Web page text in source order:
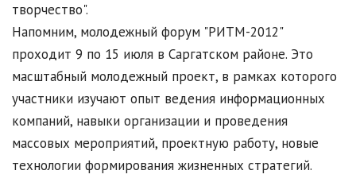
творчество".
Напомним, молодежный форум "РИТМ-2012"
проходит 9 по 15 июля в Саргатском районе. Это
масштабный молодежный проект, в рамках которого
участники изучают опыт ведения информационных
компаний, навыки организации и проведения
массовых мероприятий, проектную работу, новые
технологии формирования жизненных стратегий.